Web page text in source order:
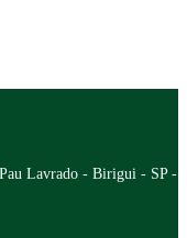
Lavrado - Birigui - SP -